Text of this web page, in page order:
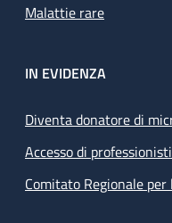
Malattie rare
IN EVIDENZA
Diventa donatore di
Accesso di
Comitato Regionale per